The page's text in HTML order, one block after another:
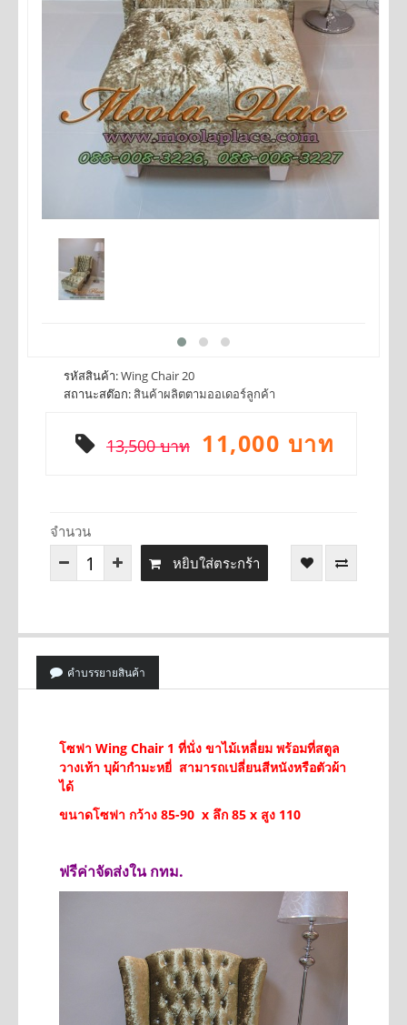
รหัสสินค้า:Wing Chair 20
สถานะสต๊อก: สินค้าผลิตตามออเดอร์ลูกค้า
13,500 บาท 11,000 บาท
จำนวน
หยิบใส่ตระกร้า
คำบรรยายสินค้า
โซฟา Wing Chair 1 ที่นั่ง ขาไม้เหลี่ยม พร้อมที่สตูล
วางเท้า บุผ้ากำมะหยี่ สามารถเปลี่ยนสีหนังหรือตัวผ้า
ได้
ขนาดโซฟา กว้าง 85-90 x ลึก 85 x สูง 110
ฟรีค่าจัดส่งใน กทม.